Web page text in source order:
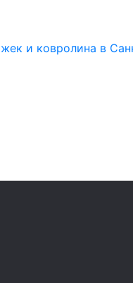
и ковролина в